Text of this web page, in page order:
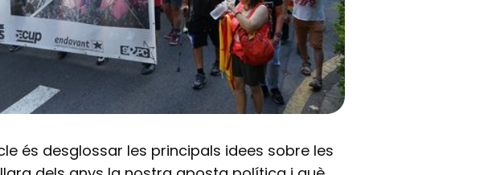
és desglossar les principals idees sobre les